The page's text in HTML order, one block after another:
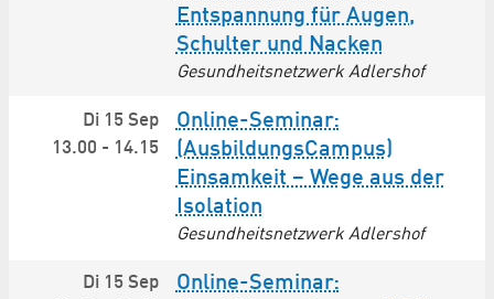
Entspannung für Augen,
Schulter und Nacken
Gesundheitsnetzwerk Adlershof
Di 15 Sep
13.00 - 14.15
Online-Seminar:
(AusbildungsCampus)
Einsamkeit – Wege aus der
Isolation
Gesundheitsnetzwerk Adlershof
Di 15 Sep
Online-Seminar: